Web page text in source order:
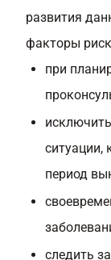
развития
факторы
при
ситуации,
период
следить